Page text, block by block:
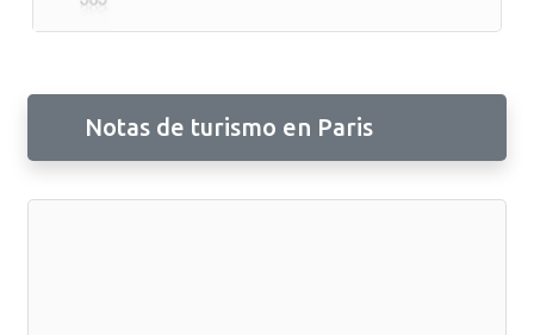
Notas de turismo en Paris